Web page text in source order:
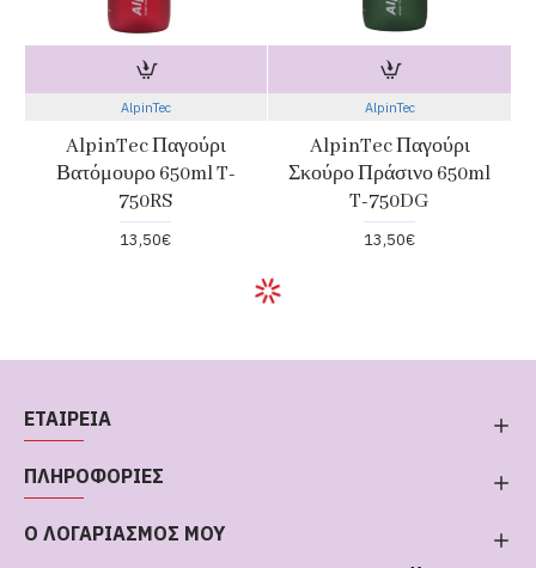
AlpinTec
AlpinTec Παγούρι
Βατόμουρο 650ml T-
750RS
13,50€
AlpinTec
AlpinTec Παγούρι
Σκούρο Πράσινο 650ml
T-750DG
13,50€
ΕΤΑΙΡΕΙΑ
ΠΛΗΡΟΦΟΡΙΕΣ
Ο ΛΟΓΑΡΙΑΣΜΟΣ ΜΟΥ